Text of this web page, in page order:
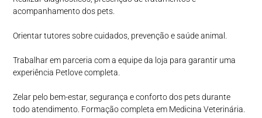
acompanhamento dos pets.
Orientar tutores sobre cuidados, prevenção e saúde animal.
Trabalhar em parceria com a equipe da loja para garantir uma
experiência Petlove completa.
Zelar pelo bem-estar, segurança e conforto dos pets durante
todo atendimento. Formação completa em Medicina Veterinária.